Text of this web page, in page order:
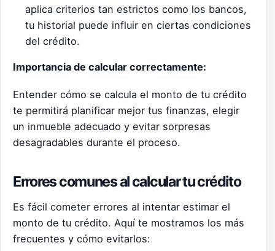
aplica criterios tan estrictos como los bancos,
tu historial puede influir en ciertas condiciones
del crédito.
Importancia de calcular correctamente:
Entender cómo se calcula el monto de tu crédito
te permitirá planificar mejor tus finanzas, elegir
un inmueble adecuado y evitar sorpresas
desagradables durante el proceso.
Errores comunes al calcular tu crédito
Es fácil cometer errores al intentar estimar el
monto de tu crédito. Aquí te mostramos los más
frecuentes y cómo evitarlos: